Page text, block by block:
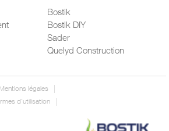
Bostik
Bostik DIY
Sader
Quelyd Construction
Mentions légales
d'utilisation